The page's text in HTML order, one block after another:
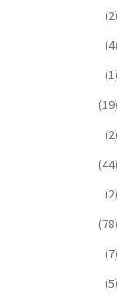
(2)
(4)
(1)
(19)
(2)
(44)
(2)
(78)
(7)
(5)